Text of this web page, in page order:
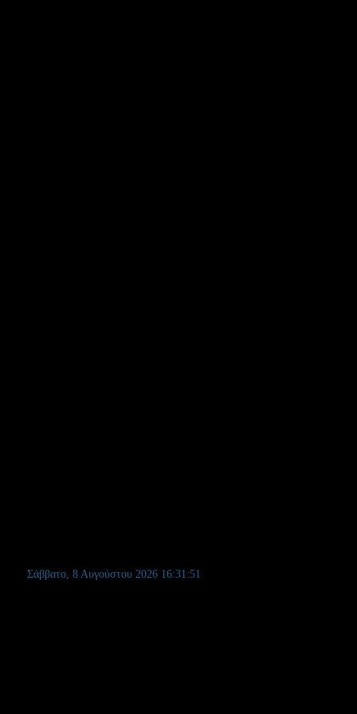
Σάββατο, 8 Αυγούστου 2026 16:31:52